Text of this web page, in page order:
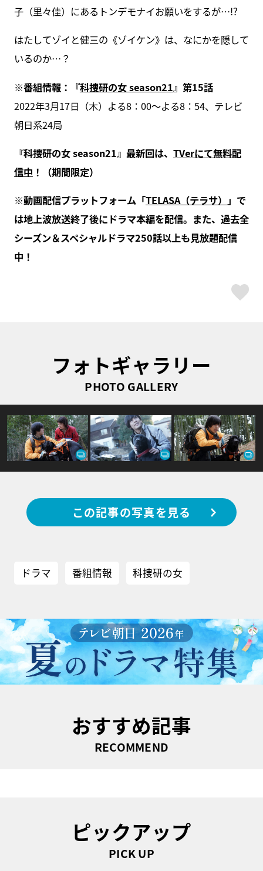
子（里々佳）にあるトンデモナイお願いをするが…!?
はたしてゾイと健三の《ゾイケン》は、なにかを隠して
いるのか…？
※番組情報：『科捜研の女 season21』第15話
2022年3月17日（木）よる8：00～よる8：54、テレビ
朝日系24局
『科捜研の女 season21』最新回は、 TVerにて無料配
信中 ！（期間限定）
※動画配信プラットフォーム「TELASA（テラサ） 」で
は地上波放送終了後にドラマ本編を配信。また、過去全
シーズン＆スペシャルドラマ250話以上も見放題配信
中！
フォトギャラリー
PHOTO GALLERY
この記事の写真を見る
ドラマ 番組情報 科捜研の女
おすすめ記事
RECOMMEND
ピックアップ
PICK UP